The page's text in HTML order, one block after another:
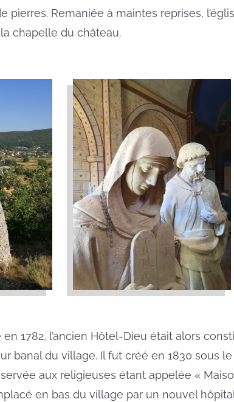
pierres. Remaniée à maintes reprises,
chapelle du château.
1782, l’ancien Hôtel-Dieu était alors
banal du village. Il fut créé en 1830 sous
aux religieuses étant appelée «
en bas du village par un nouvel